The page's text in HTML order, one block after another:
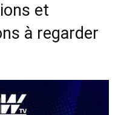
et
à regarder